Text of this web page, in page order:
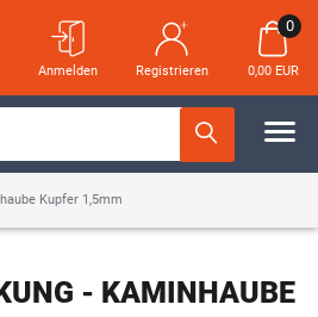
Anmelden Registrieren
0
0,00 EUR
Kupfer 1,5mm
- KAMINHAUBE